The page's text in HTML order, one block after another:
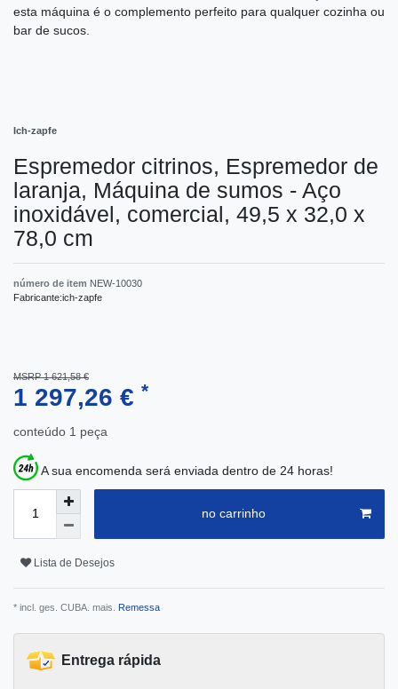
esta máquina é o complemento perfeito para qualquer cozinha ou
bar de sucos.
Ich-zapfe
Espremedor citrinos, Espremedor de
laranja, Máquina de sumos - Aço
inoxidável, comercial, 49,5 x 32,0 x
78,0 cm
número de item NEW-10030
Fabricante:ich-zapfe
MSRP 1 621,58 €
1 297,26 € *
conteúdo 1 peça
A sua encomenda será enviada dentro de 24 horas!
no carrinho
Lista de Desejos
* incl. ges. CUBA. mais. Remessa
Entrega rápida